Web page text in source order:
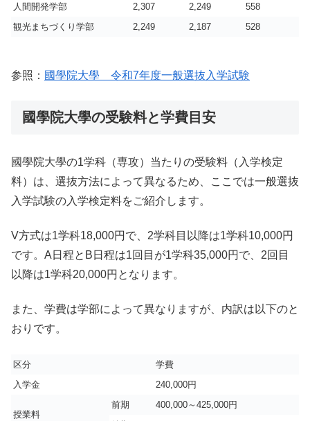
人間開発学部
2,307 2,249 558
観光まちづくり学部
2,249 2,187 528
参照： 國學院大學 令和7年度一般選抜入学試験
國學院大學の受験料と学費目安
國學院大學の1学科（専攻）当たりの受験料（入学検定
料）は、選抜方法によって異なるため、ここでは一般選抜
入学試験の入学検定料をご紹介します。
V方式は1学科18,000円で、2学科目以降は1学科10,000円
です。A日程とB日程は1回目が1学科35,000円で、2回目
以降は1学科20,000円となります。
また、学費は学部によって異なりますが、内訳は以下のと
おりです。
区分
学費
入学金
240,000円
授業料
前期
400,000～425,000円